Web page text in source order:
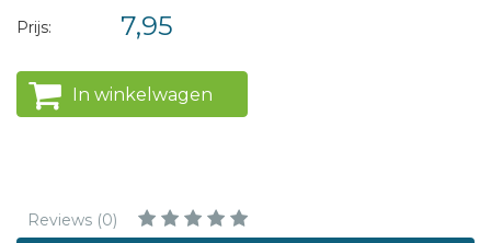
Prijs: 7,95
In winkelwagen
Reviews (0)